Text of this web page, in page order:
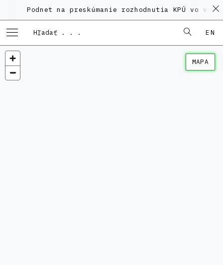
Podnet na preskúmanie rozhodnutia KPÚ vo veci
EN
MAPA